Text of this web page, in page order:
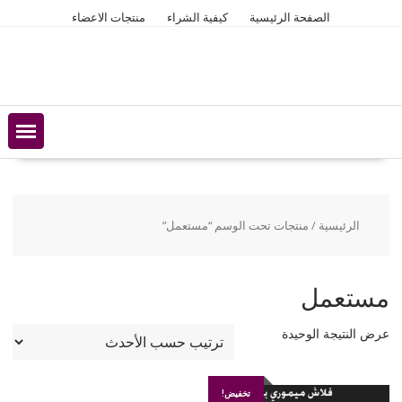
الصفحة الرئيسية كيفية الشراء منتجات الاعضاء
الرئيسية / منتجات تحت الوسم “مستعمل”
مستعمل
عرض النتيجة الوحيدة
تخفيض!